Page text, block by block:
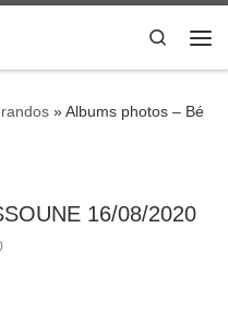
Search
» Albums photos – Bé
16/08/2020